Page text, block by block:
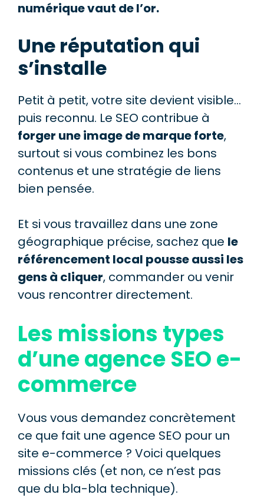
numérique vaut de l’or.
Une réputation qui
s’installe
Petit à petit, votre site devient visible…
puis reconnu. Le SEO contribue à
forger une image de marque forte,
surtout si vous combinez les bons
contenus et une stratégie de liens
bien pensée.
Et si vous travaillez dans une zone
géographique précise, sachez que le
référencement local pousse aussi les
gens à cliquer, commander ou venir
vous rencontrer directement.
Les missions types
d’une agence SEO e-
commerce
Vous vous demandez concrètement
ce que fait une agence SEO pour un
site e-commerce ? Voici quelques
missions clés (et non, ce n’est pas
que du bla-bla technique).